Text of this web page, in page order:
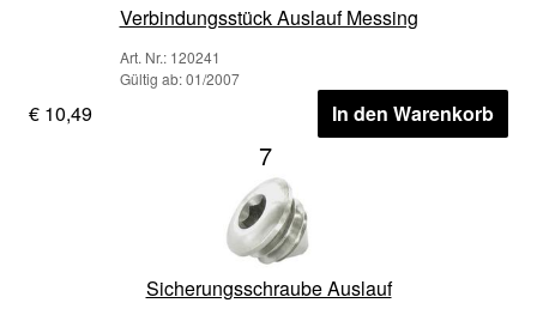
Verbindungsstück Auslauf Messing
Art. Nr.: 120241
Gültig ab: 01/2007
€ 10,49 In den Warenkorb
7
Sicherungsschraube Auslauf